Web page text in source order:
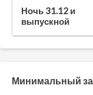
Ночь 31.12 и
выпускной
Минимальный